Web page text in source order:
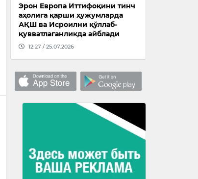
Эрон Европа Иттифоқини тинч
аҳолига қарши ҳужумларда
АҚШ ва Исроилни қўллаб-
қувватлаганликда айблади
12:27 / 25.07.2026